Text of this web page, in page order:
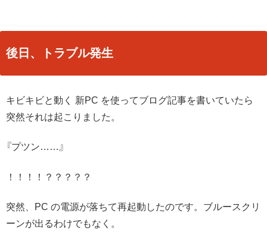
後日、トラブル発生
キビキビと動く 新PC を使ってブログ記事を書いていたら
突然それは起こりました。
『プツン……』
！！！！？？？？？
突然、PC の電源が落ちて再起動したのです。ブルースクリ
ーンが出るわけでもなく。